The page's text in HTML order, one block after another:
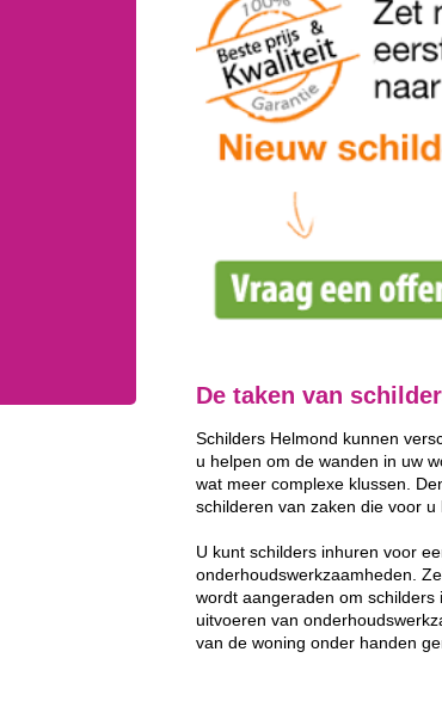
De taken van
Schilders Helmond kunnen
u helpen om de wanden in uw
wat meer complexe klussen.
schilderen van zaken die voor
U kunt schilders inhuren voor
onderhoudswerkzaamheden.
wordt aangeraden om
uitvoeren van
van de woning onder handen